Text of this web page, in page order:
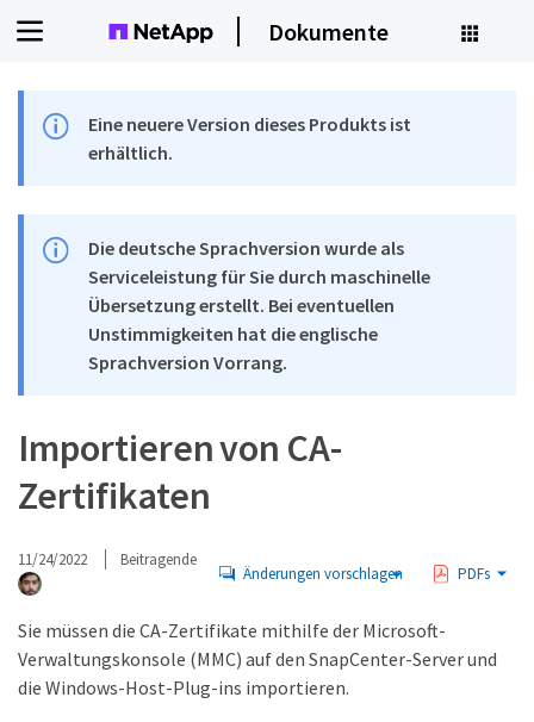
Dokumente
Eine neuere Version dieses Produkts ist
erhältlich.
Die deutsche Sprachversion wurde als
Serviceleistung für Sie durch maschinelle
Übersetzung erstellt. Bei eventuellen
Unstimmigkeiten hat die englische
Sprachversion Vorrang.
Importieren von CA-
Zertifikaten
11/24/2022 Beitragende
Änderungen vorschlagen PDFs
Sie müssen die CA-Zertifikate mithilfe der Microsoft-
Verwaltungskonsole (MMC) auf den SnapCenter-Server und
die Windows-Host-Plug-ins importieren.